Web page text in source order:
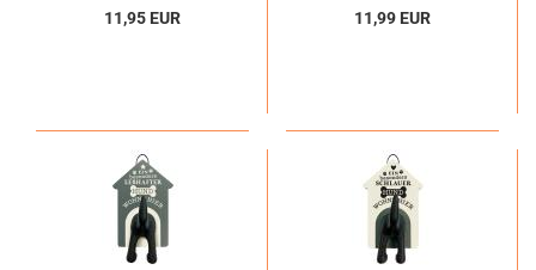
11,95 EUR 11,99 EUR